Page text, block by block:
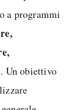
a programmi
. Un obiettivo